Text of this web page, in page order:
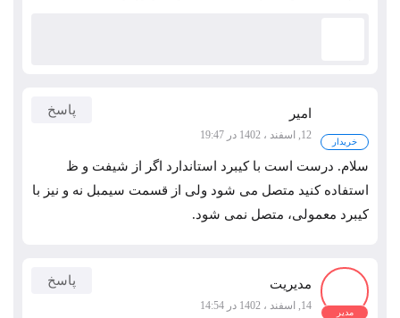
خریدار
امیر
12, اسفند ، 1402 در 19:47
پاسخ
سلام. درست است با کیبرد استاندارد اگر از شیفت و ظ
استفاده کنید متصل می شود ولی از قسمت سیمبل نه و نیز با
کیبرد معمولی، متصل نمی شود.
مدیر
مدیریت
14, اسفند ، 1402 در 14:54
پاسخ